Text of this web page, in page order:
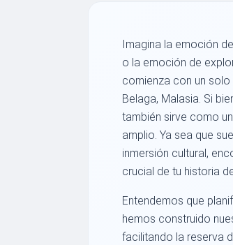
Imagina la emoción
o la emoción de
comienza con un
Belaga, Malasia. Si
también sirve como
amplio. Ya sea que
inmersión cultural,
crucial de tu historia
Entendemos que
hemos construido
facilitando la reserva